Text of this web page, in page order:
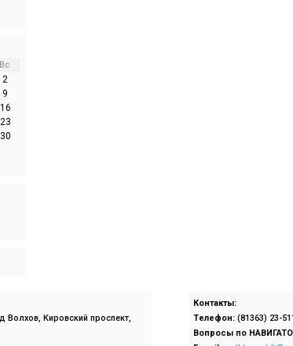
Вс
2
9
16
23
30
Волхов, Кировский проспект,
Контакты:
Телефон: (81363) 23-
Вопросы по